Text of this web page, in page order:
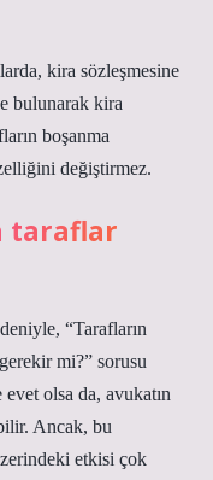
kira sözleşmesine
bulunarak kira
boşanma
değiştirmez.
taraflar
“Tarafların
mi?” sorusu
olsa da, avukatın
Ancak, bu
etkisi çok